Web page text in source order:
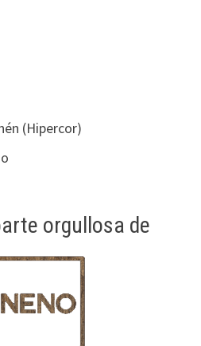
(Hipercor)
orgullosa de